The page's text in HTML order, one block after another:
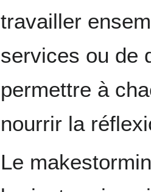
travailler
services ou de
permettre à
nourrir la
Le